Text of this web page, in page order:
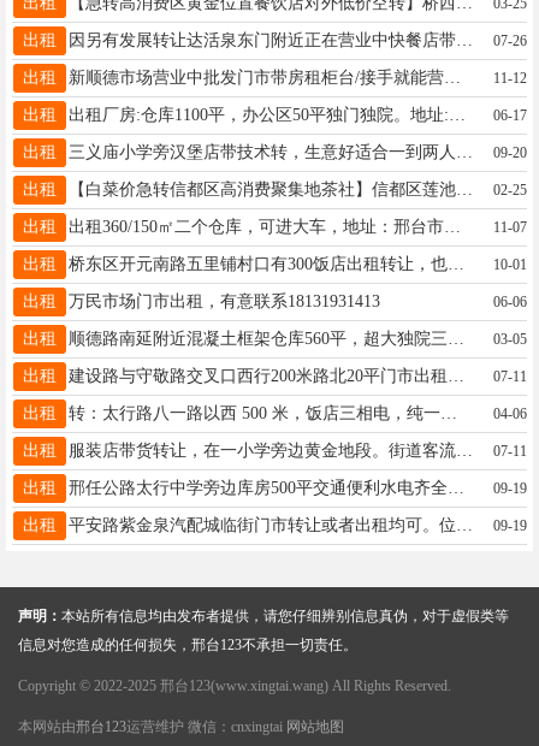
03-25
出租 因另有发展转让达活泉东门附近正在营业中快餐店带技术，楼上楼下180平，可实地考察有意者联系电话13932969125 07-26
出租 新顺德市场营业中批发门市带房租柜台/接手就能营业 租金底/小商品市场客流大15175931316小食品日用百货内衣袜子 11-12
出租 06-17
出租 09-20
出租 【白菜价急转信都区高消费聚集地茶社】信都区莲池大街温馨家园3区临街上下两层200平，13363765213 02-25
出租 出租360/150㎡二个仓库，可进大车，地址：邢台市襄都区车站南街申庄西口（老化轻仓库）张经理13091298617 11-07
出租 桥东区开元南路五里铺村口有300饭店出租转让，也可经营其它另有40平一门市(前干小吃)出租电话13031903590 10-01
出租 万民市场门市出租，有意联系18131931413 06-06
出租 03-05
出租 07-11
出租 转：太行路八一路以西 500 米，饭店三相电，纯一层200 平 ，具体祥谈。15097972883 04-06
出租 服装店带货转让，在一小学旁边黄金地段。街道客流量大，经营多年有固定客源接手可盈利.有实力联系15531957638 07-11
出租 邢任公路太行中学旁边库房500平交通便利水电齐全电话15303197900 09-19
出租 09-19
声明： 本站所有信息均由发布者提供，请您仔细辨别信息真伪，对于虚假类等
信息对您造成的任何损失，邢台123不承担一切责任。
Copyright © 2022-2025 邢台123(www.xingtai.wang) All Rights Reserved.
本网站由邢台123运营维护 微信：cnxingtai 网站地图